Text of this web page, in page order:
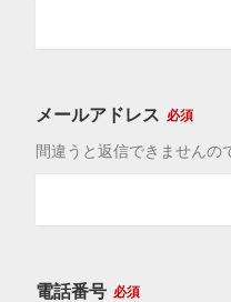
メールアドレス 必須
間違うと返信できませんの
電話番号 必須